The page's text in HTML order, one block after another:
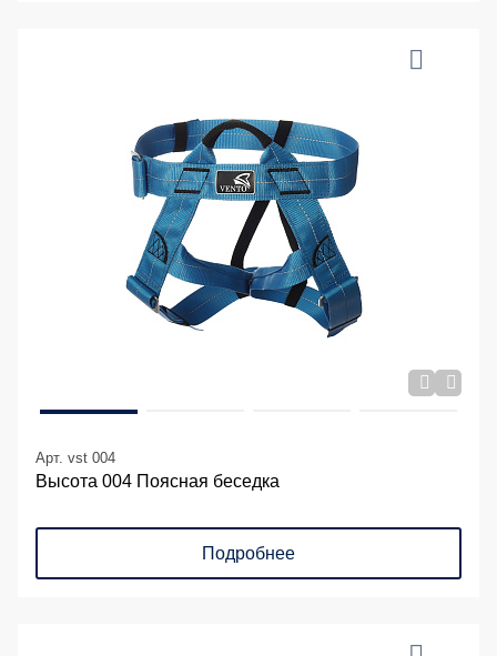
Арт. vst 004
Высота 004 Поясная беседка
Подробнее